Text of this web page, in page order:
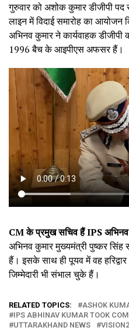
गुरुवार को अशोक कुमार डीजीपी
लाइन में विदाई समारोह का
अभिनव कुमार ने कार्यवाहक
1996 बैच के आइपीएस अफसर हैं।
CM के प्रमुख सचिव हैं IPS
अभिनव कुमार मुख्यमंत्री पुष्कर सिंह
हैं। इसके साथ ही पूयव में वह
जिम्मेदारी भी संभाल चुके हैं।
RELATED TOPICS:
ASHOK
IPS ABHINAV KUMAR TOOK
UTTARAKHAND NEWS